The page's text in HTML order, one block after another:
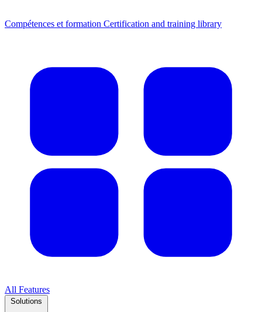
Compétences et formation Certification and training library
All Features